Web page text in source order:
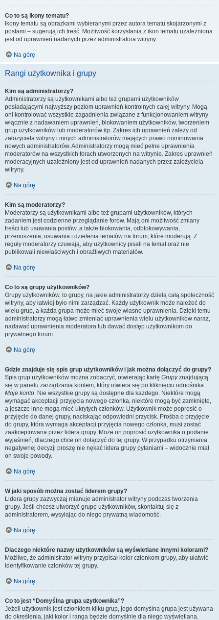
Co to są ikony tematu?
Ikony tematu są obrazkami wybieranymi przez autora tematu skojarzonymi z
postami – sugerują ich treść. Możliwość korzystania z ikon tematu uzależniona
jest od uprawnień nadanych przez administratora witryny.
Na górę
Rangi użytkownika i grupy
Kim są administratorzy?
Administratorzy są użytkownikami albo też grupami użytkowników
posiadającymi najwyższy poziom uprawnień kontrolnych całej witryny. Mogą
oni kontrolować wszystkie zagadnienia związane z funkcjonowaniem witryny
włącznie z nadawaniem uprawnień, blokowaniem użytkowników, tworzeniem
grup użytkowników lub moderatorów itp. Zakres ich uprawnień zależy od
założyciela witryny i innych administratorów mających prawo nominowania
nowych administratorów. Administratorzy mogą mieć pełne uprawnienia
moderatorów na wszystkich forach utworzonych na witrynie. Zakres uprawnień
moderacyjnych uzależniony jest od uprawnień nadanych przez założyciela
witryny.
Na górę
Kim są moderatorzy?
Moderatorzy są użytkownikami albo też grupami użytkowników, których
zadaniem jest codzienne przeglądanie forów. Mają oni możliwość zmiany
treści lub usuwania postów, a także blokowania, odblokowywania,
przenoszenia, usuwania i dzielenia tematów na forum, które moderują. Z
reguły moderatorzy czuwają, aby użytkownicy pisali na temat oraz nie
publikowali niewłaściwych i obraźliwych materiałów.
Na górę
Co to są grupy użytkowników?
Grupy użytkowników, to grupy, na jakie administratorzy dzielą całą społeczność
witryny, aby łatwiej było nimi zarządzać. Każdy użytkownik może należeć do
wielu grup, a każda grupa może mieć swoje własne uprawnienia. Dzięki temu
administratorzy mogą łatwo zmieniać uprawnienia wielu użytkowników naraz,
nadawać uprawnienia moderatora lub dawać dostęp użytkownikom do
prywatnego forum.
Na górę
Gdzie znajduje się spis grup użytkowników i jak można dołączyć do grupy?
Spis grup użytkowników można zobaczyć, otwierając kartę Grupyznajdującą
się w panelu zarządzania kontem, który otwiera się po kliknięciu odnośnika
Moje konto. Nie wszystkie grupy są dostępne dla każdego. Niektóre mogą
wymagać akceptacji przyjęcia nowego członka, niektóre mogą być zamknięte,
a jeszcze inne mogą mieć ukrytych członków. Użytkownik może poprosić o
przyjęcie do danej grupy, naciskając odpowiedni przycisk. Prośba o przyjęcie
do grupy, która wymaga akceptacji przyjęcia nowego członka, musi zostać
zaakceptowana przez lidera grupy. Może on poprosić użytkownika o podanie
wyjaśnień, dlaczego chce on dołączyć do tej grupy. W przypadku otrzymania
negatywnej decyzji proszę nie nękać lidera grupy pytaniami – widocznie miał
on swoje powody.
Na górę
W jaki sposób można zostać liderem grupy?
Lidera grupy zazwyczaj mianuje administrator witryny podczas tworzenia
grupy. Jeśli chcesz utworzyć grupę użytkowników, skontaktuj się z
administratorem, wysyłając do niego prywatną wiadomość.
Na górę
Dlaczego niektóre nazwy użytkowników są wyświetlane innymi kolorami?
Możliwe, że administrator witryny przypisał kolor członkom grupy, aby ułatwić
identyfikowanie członków tej grupy.
Na górę
Co to jest “Domyślna grupa użytkownika”?
Jeżeli użytkownik jest członkiem kilku grup, jego domyślna grupa jest używana
do określenia, jaki kolor i ranga będzie domyślnie dla niego wyświetlana.